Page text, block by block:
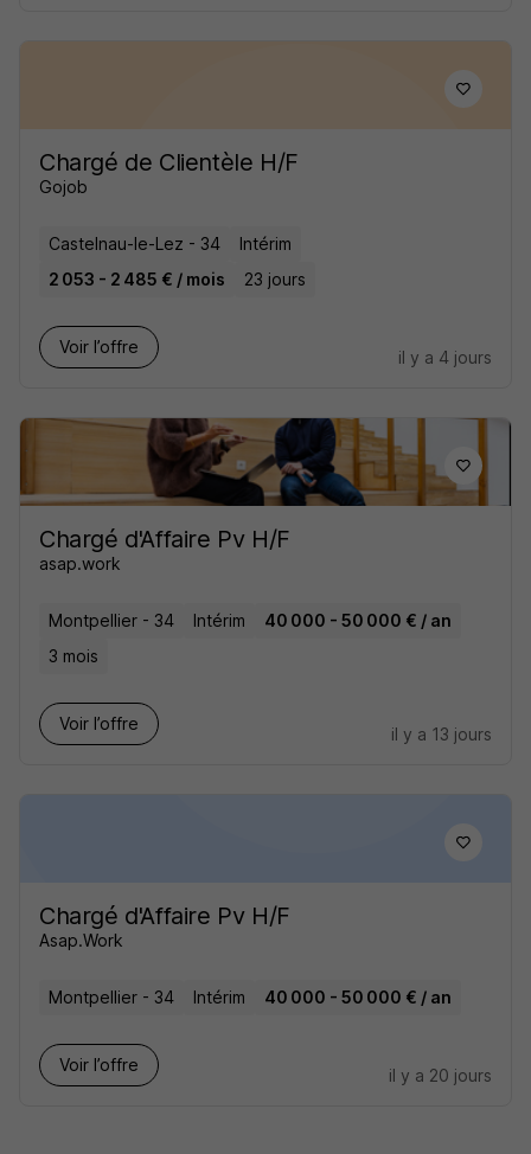
Chargé de Clientèle H/F
Gojob
Castelnau-le-Lez - 34
Intérim
2 053 - 2 485 € / mois
23 jours
Voir l’offre
il y a 4 jours
Chargé d'Affaire Pv H/F
asap.work
Montpellier - 34 Intérim
40 000 - 50 000 € / an
3 mois
Voir l’offre
il y a 13 jours
Chargé d'Affaire Pv H/F
Asap.Work
Montpellier - 34 Intérim 40 000 - 50 000 € / an
Voir l’offre
il y a 20 jours